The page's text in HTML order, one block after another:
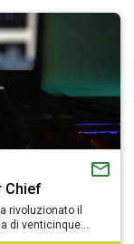
Chief
rivoluzionato il
di venticinque…